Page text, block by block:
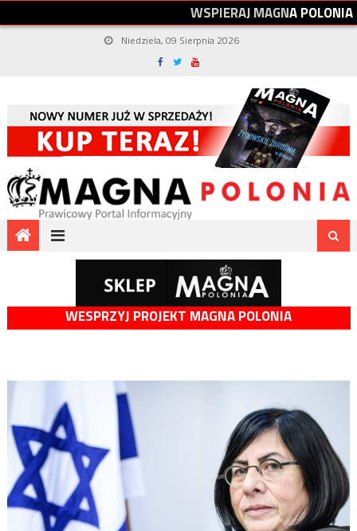
WSPIERAJMAGNAPOLONIA
Niedziela, 09 Sierpnia 2026
WESPRZYJ PROJEKT MAGNA POLONIA